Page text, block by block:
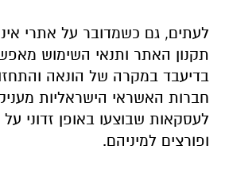
לעתים, גם כשמדובר על אתרי
תקנון האתר ותנאי השימוש
בדיעבד במקרה של הונאה
חברות האשראי הישראליות
לעסקאות שבוצעו באופן זדוני על
ופורצים למיניהם.